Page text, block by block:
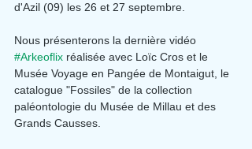
d'Azil (09) les 26 et 27 septembre.
Nous présenterons la dernière vidéo
#Arkeoflix réalisée avec Loïc Cros et le
Musée Voyage en Pangée de Montaigut, le
catalogue "Fossiles" de la collection
paléontologie du Musée de Millau et des
Grands Causses.